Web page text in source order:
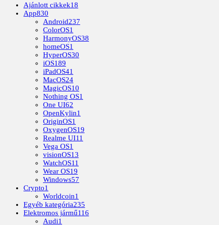
Ajánlott cikkek18
App830
Android237
ColorOS1
HarmonyOS38
homeOS1
HyperOS30
iOS189
iPadOS41
MacOS24
MagicOS10
Nothing OS1
One UI62
OpenKylin1
OriginOS1
OxygenOS19
Realme UI11
Vega OS1
visionOS13
WatchOS11
Wear OS19
Windows57
Crypto1
Worldcoin1
Egyéb kategória235
Elektromos jármű116
Audi1